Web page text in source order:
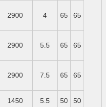
2900 4 65 65
2900 5.5 65 65
2900 7.5 65 65
1450 5.5 50 50